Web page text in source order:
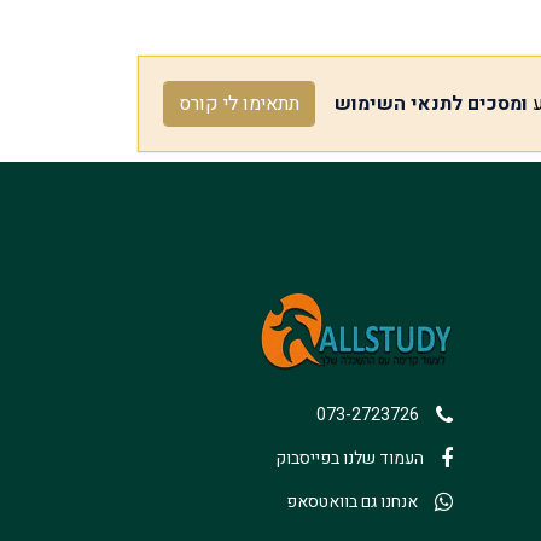
ומסכים לתנאי השימוש תתאימו לי קורס
073-2723726
העמוד שלנו בפייסבוק
אנחנו גם בוואטסאפ